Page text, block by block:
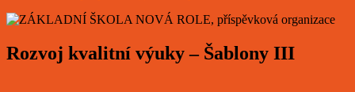
Rozvoj kvalitní výuky – Šablony III